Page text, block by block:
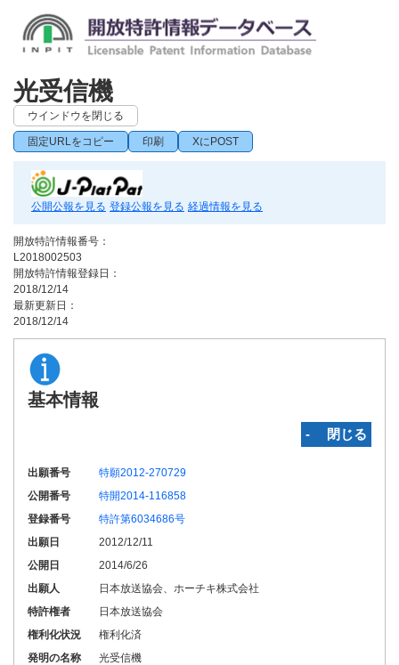
光受信機
ウインドウを閉じる
固定URLをコピー 印刷 XにPOST
公開公報を見る 登録公報を見る 経過情報を見る
開放特許情報番号：
L2018002503
開放特許情報登録日：
2018/12/14
最新更新日：
2018/12/14
基本情報
‐ 閉じる
出願番号
特願2012-270729
公開番号
特開2014-116858
登録番号
特許第6034686号
出願日
2012/12/11
公開日
2014/6/26
出願人
日本放送協会、ホーチキ株式会社
特許権者
日本放送協会
権利化状況
権利化済
発明の名称
光受信機